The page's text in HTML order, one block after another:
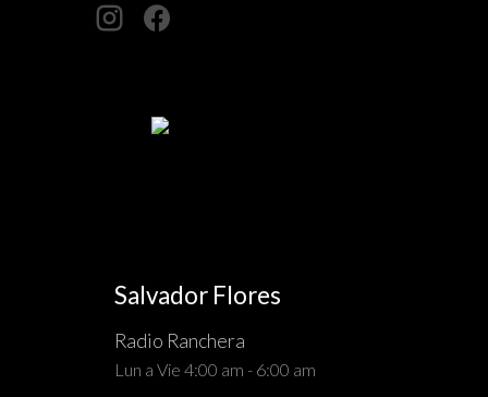
Salvador Flores
Radio Ranchera
Lun a Vie 4:00 am - 6:00 am